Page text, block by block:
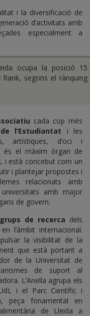
i la diversificació de
d’activitats amb
especialment a
ocupa la posició 15
segons el rànquing
cada cop més
l’Estudiantat i les
artístiques, d’oci i
és el màxim òrgan de
i està concebut com un
i plantejar propostes i
relacionats amb
amb major
de govern.
grups de recerca dels
l’àmbit internacional.
la visibilitat de la
que està portant a
de la Universitat de
de suport al
L’Anella agrupa els
i el Parc Científic i
peça fonamental en
de Lleida a